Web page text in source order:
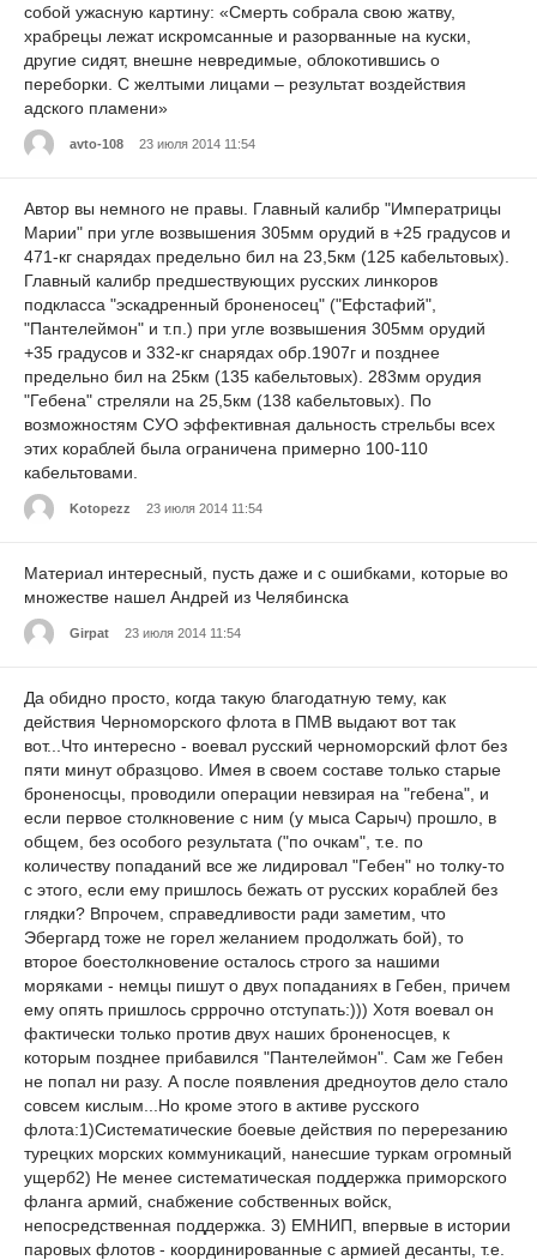
собой ужасную картину: «Смерть собрала свою жатву,
храбрецы лежат искромсанные и разорванные на куски,
другие сидят, внешне невредимые, облокотившись о
переборки. С желтыми лицами – результат воздействия
адского пламени»
avto-108 23 июля 2014 11:54
Автор вы немного не правы. Главный калибр "Императрицы
Марии" при угле возвышения 305мм орудий в +25 градусов и
471-кг снарядах предельно бил на 23,5км (125 кабельтовых).
Главный калибр предшествующих русских линкоров
подкласса "эскадренный броненосец" ("Ефстафий",
"Пантелеймон" и т.п.) при угле возвышения 305мм орудий
+35 градусов и 332-кг снарядах обр.1907г и позднее
предельно бил на 25км (135 кабельтовых). 283мм орудия
"Гебена" стреляли на 25,5км (138 кабельтовых). По
возможностям СУО эффективная дальность стрельбы всех
этих кораблей была ограничена примерно 100-110
кабельтовами.
Kotopezz 23 июля 2014 11:54
Материал интересный, пусть даже и с ошибками, которые во
множестве нашел Андрей из Челябинска
Girpat 23 июля 2014 11:54
Да обидно просто, когда такую благодатную тему, как
действия Черноморского флота в ПМВ выдают вот так
вот...Что интересно - воевал русский черноморский флот без
пяти минут образцово. Имея в своем составе только старые
броненосцы, проводили операции невзирая на "гебена", и
если первое столкновение с ним (у мыса Сарыч) прошло, в
общем, без особого результата ("по очкам", т.е. по
количеству попаданий все же лидировал "Гебен" но толку-то
с этого, если ему пришлось бежать от русских кораблей без
глядки? Впрочем, справедливости ради заметим, что
Эбергард тоже не горел желанием продолжать бой), то
второе боестолкновение осталось строго за нашими
моряками - немцы пишут о двух попаданиях в Гебен, причем
ему опять пришлось срррочно отступать:))) Хотя воевал он
фактически только против двух наших броненосцев, к
которым позднее прибавился "Пантелеймон". Сам же Гебен
не попал ни разу. А после появления дредноутов дело стало
совсем кислым...Но кроме этого в активе русского
флота:1)Систематические боевые действия по перерезанию
турецких морских коммуникаций, нанесшие туркам огромный
ущерб2) Не менее систематическая поддержка приморского
фланга армий, снабжение собственных войск,
непосредственная поддержка. 3) ЕМНИП, впервые в истории
паровых флотов - координированные с армией десанты, т.е.